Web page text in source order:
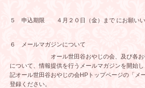
５ 申込期限 ４月２０日（金）まで にお願いい
６ メールマガジンについて
オール世田谷おやじの会、及び各おや
について、情報提供を行うメールマガジンを開始
記オール世田谷おやじの会HPトップページの「メ
登録ください。